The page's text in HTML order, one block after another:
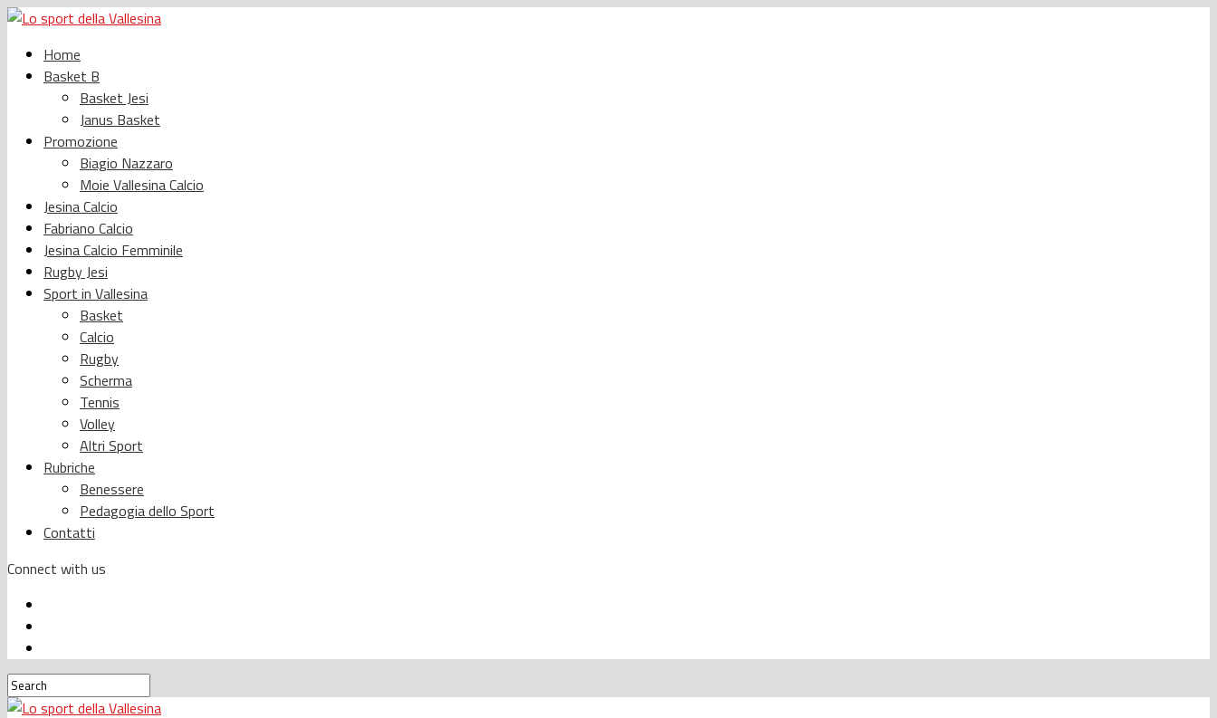
Home
Basket B
Basket Jesi
Janus Basket
Promozione
Biagio Nazzaro
Moie Vallesina Calcio
Jesina Calcio
Fabriano Calcio
Jesina Calcio Femminile
Rugby Jesi
Sport in Vallesina
Basket
Calcio
Rugby
Scherma
Tennis
Volley
Altri Sport
Rubriche
Benessere
Pedagogia dello Sport
Contatti
Connect with us